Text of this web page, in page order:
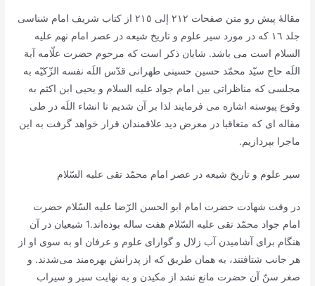
مقالۀ پیش رو متن صفحات ٢١٢ إلی ٢١٥ از کتاب شریف امام شناسی
جلد ١٦ که در مورد سیر علوم و تاریخ شیعه در عصر امام نهم علیه
السلام است می باشد. شایان ذکر است که مرحوم حضرت علّامه آیة
اللَه حاج سیّد محمّد حسین حسینی طهرانی قدّس اللَه نفسه الزّکیّه به
مجلسی که مناظراتی بین امام جواد علیه السلام و یحیی ابن اکثم به
وقوع پیوسته اشاره می فرمایند لذا بر آن شدیم تا انشاء اللَه در طی
مقاله ای که متعاقبا در معرض دید علاقمندان قرار خواهد گرفت به این
ماجرا بپردازیم.
سير علوم و تاريخ شيعه در عصر امام محمّد تقى عليه السّلام‌
در وقت شهادت حضرت امام ابو الحسن الرّضا عليه السّلام حضرت
امام جواد محمّد تقى عليه السّلام هفت ساله بوده‌اند.1 شيعيان در آن
هنگام براى آشاميدن آب زلال و گواراى علوم و عرفان او به سوى او از
هر جانب شتافتند، به همان طريق كه از پدرانش بهره‌مند مى‌شدند. و
صغر سنّ آن حضرت مانع نشد از مكيدن و به نهايت سير و سيراب